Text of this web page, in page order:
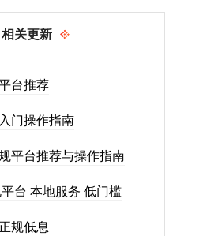
相关更新
台推荐
门操作指南
平台推荐与操作指南
台 本地服务 低门槛
规低息